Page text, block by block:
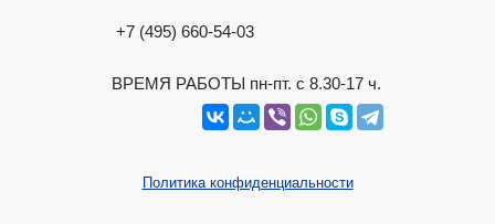
+7 (495) 660-54-03
ВРЕМЯ РАБОТЫ пн-пт. с 8.30-17 ч.
Политика конфиденциальности